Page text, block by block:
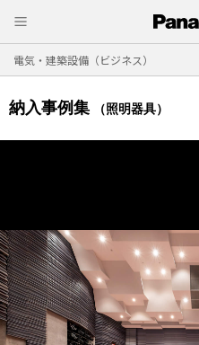
電気・建築設備（ビジネス）
納入事例集 （照明器具）